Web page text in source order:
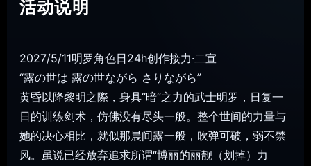
活动说明
2027/5/11明罗角色日24h创作接力·二宣
“露の世は 露の世ながら さりながら”
黄昏以降黎明之際，身具“暗”之力的武士明罗，日复一
日的训练剑术，仿佛没有尽头一般。整个世间的力量与
她的决心相比，就似那晨间露一般，吹弹可破，弱不禁
风。虽说已经放弃追求所谓“博丽的丽靓（划掉）力